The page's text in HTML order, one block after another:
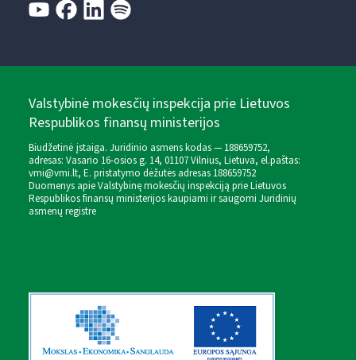
Valstybinė mokesčių inspekcija prie Lietuvos
Respublikos finansų ministerijos
Biudžetinė įstaiga. Juridinio asmens kodas — 188659752,
adresas: Vasario 16-osios g. 14, 01107 Vilnius, Lietuva, el.paštas:
vmi@vmi.lt, E. pristatymo dėžutės adresas 188659752
Duomenys apie Valstybinę mokesčių inspekciją prie Lietuvos
Respublikos finansų ministerijos kaupiami ir saugomi Juridinių
asmenų registre